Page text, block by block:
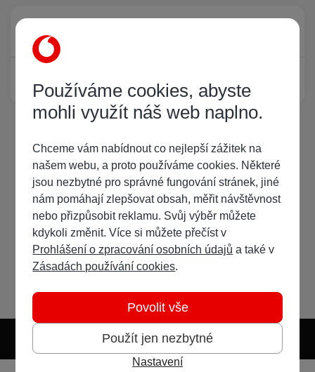
Právě prohlíží tuto stránku
Žádný registrovaný uživatel si neprohlíží tuto stránku
Světlý režim Předvolba systému
Používáme cookies, abyste
mohli využít náš web naplno.
Chceme vám nabídnout co nejlepší zážitek na
našem webu, a proto používáme cookies. Některé
jsou nezbytné pro správné fungování stránek, jiné
nám pomáhají zlepšovat obsah, měřit návštěvnost
nebo přizpůsobit reklamu. Svůj výběr můžete
kdykoli změnit. Více si můžete přečíst v
Prohlášení o zpracování osobních údajů a také v
Zásadách používání cookies.
Použít jen nezbytné
Povolit vše
Nastavení